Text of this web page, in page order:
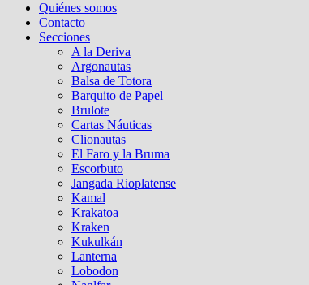
Quiénes somos
Contacto
Secciones
A la Deriva
Argonautas
Balsa de Totora
Barquito de Papel
Brulote
Cartas Náuticas
Clionautas
El Faro y la Bruma
Escorbuto
Jangada Rioplatense
Kamal
Krakatoa
Kraken
Kukulkán
Lanterna
Lobodon